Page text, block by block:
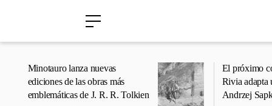
Minotauro lanza nuevas
ediciones de las obras más
emblemáticas de J. R. R. Tolkien
El próximo
Rivia adapta
Andrzej
›